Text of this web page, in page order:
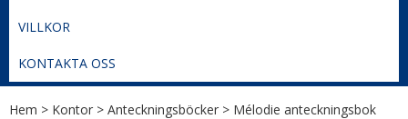
VILLKOR
KONTAKTA OSS
Hem > Kontor > Anteckningsböcker > Mélodie anteckningsbok